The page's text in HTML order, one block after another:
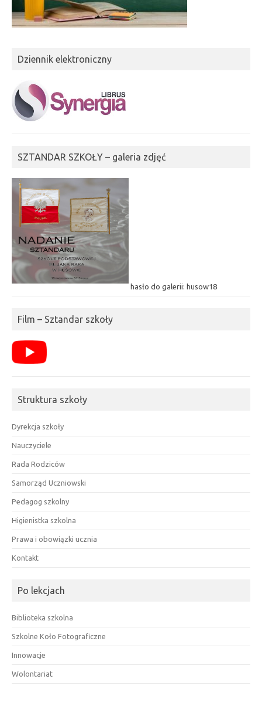
Dziennik elektroniczny
SZTANDAR SZKOŁY – galeria zdjęć
hasło do galerii: husow18
Film – Sztandar szkoły
Struktura szkoły
Dyrekcja szkoły
Nauczyciele
Rada Rodziców
Samorząd Uczniowski
Pedagog szkolny
Higienistka szkolna
Prawa i obowiązki ucznia
Kontakt
Po lekcjach
Biblioteka szkolna
Szkolne Koło Fotograficzne
Innowacje
Wolontariat